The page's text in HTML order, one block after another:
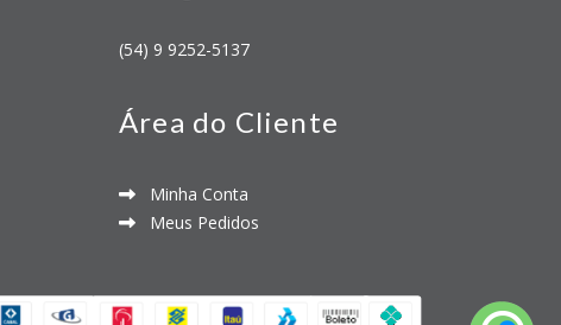
(54) 9 9252-5137
Área do Cliente
Minha Conta
Meus Pedidos